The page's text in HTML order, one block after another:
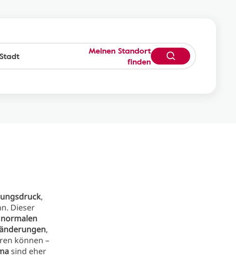
Meinen Standort
finden
,
Dieser
normalen
,
können –
sind eher